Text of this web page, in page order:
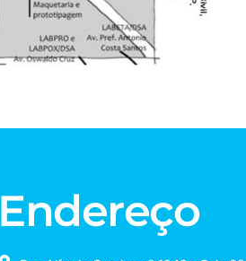
Endereço